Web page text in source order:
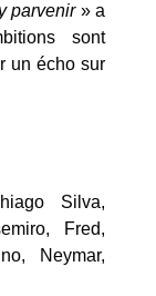
parvenir» a
sont
un écho sur
Silva,
Fred,
Neymar,